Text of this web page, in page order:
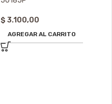
$ 3.100,00
AGREGAR AL CARRITO